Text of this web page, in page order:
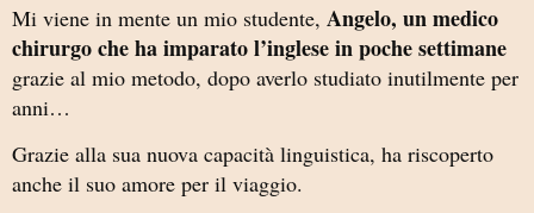
Mi viene in mente un mio studente, Angelo, un medico
chirurgo che ha imparato l’inglese in poche settimane
grazie al mio metodo, dopo averlo studiato inutilmente per
anni…
Grazie alla sua nuova capacità linguistica, ha riscoperto
anche il suo amore per il viaggio.